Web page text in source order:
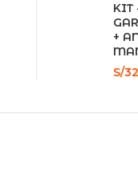
KIT
+
S/